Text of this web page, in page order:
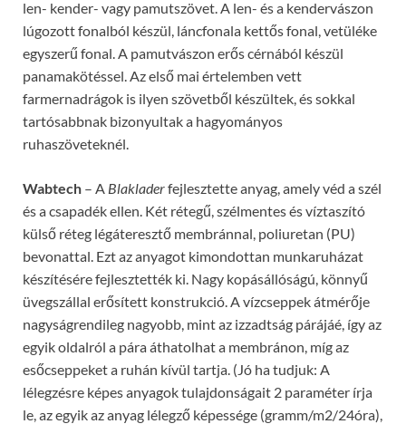
len- kender- vagy pamutszövet. A len- és a kendervászon
lúgozott fonalból készül, láncfonala kettős fonal, vetüléke
egyszerű fonal. A pamutvászon erős cérnából készül
panamakötéssel. Az első mai értelemben vett
farmernadrágok is ilyen szövetből készültek, és sokkal
tartósabbnak bizonyultak a hagyományos
ruhaszöveteknél.
Wabtech – A Blakladerfejlesztette anyag, amely véd a szél
és a csapadék ellen. Két rétegű, szélmentes és víztaszító
külső réteg légáteresztő membránnal, poliuretan (PU)
bevonattal. Ezt az anyagot kimondottan munkaruházat
készítésére fejlesztették ki. Nagy kopásállóságú, könnyű
üvegszállal erősített konstrukció. A vízcseppek átmérője
nagyságrendileg nagyobb, mint az izzadtság párájáé, így az
egyik oldalról a pára áthatolhat a membránon, míg az
esőcseppeket a ruhán kívül tartja. (Jó ha tudjuk: A
lélegzésre képes anyagok tulajdonságait 2 paraméter írja
le, az egyik az anyag lélegző képessége (gramm/m2/24óra),